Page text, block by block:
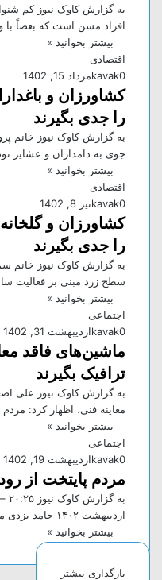
به گزارش کاوک نیوز کم
افراد مسن است که بعضاً
بیشتر بخوانید »
اقتصادی
kavakمرداد 15, 1402 0
کشاورزان و
را جدی بگیرند
به گزارش کاوک نیوز خانم
جوی به دامداران و عشایر
بیشتر بخوانید »
اقتصادی
kavakتیر 8, 1402 0
کشاورزان و
را جدی بگیرند
به گزارش کاوک نیوز خانم
سطح زرد مبنی بر فعالیت
بیشتر بخوانید »
اجتماعی
kavakاردیبهشت 31, 1402 0
ماشین‌های فاقد
ترافیک بگیرند
به گزارش کاوک نیوز علی
معاینه فنی، اظهار کرد:
بیشتر بخوانید »
اجتماعی
kavakاردیبهشت 19, 1402 0
مردم پایتخت از
ارديبهشت ۱۴۰۲ حامد یزدی مهر با اشاره به…
بیشتر بخوانید »
بارگذاری بیشتر